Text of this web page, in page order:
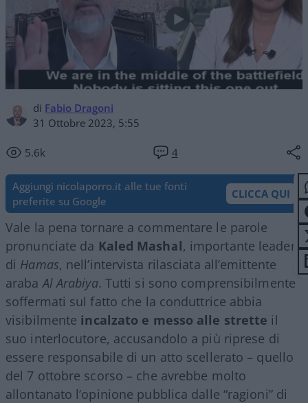
di Fabio Dragoni
31 Ottobre 2023, 5:55
5.6k 4
Aggiungi nicolaporro.it alle tue fonti
preferite su Google
CLICCA QUI
Vale la pena tornare a commentare le parole
pronunciate da Kaled Mashal, importante leader
di Hamas, nell’intervista rilasciata all’emittente
araba Al Arabiya. Tutti si sono comprensibilmente
soffermati sul fatto che la conduttrice abbia
visibilmente incalzato e messo alle strette il
suo interlocutore, accusandolo a più riprese di
essere responsabile di un atto scellerato – quello
del 7 ottobre scorso – che avrebbe molto
allontanato l’opinione pubblica dalle “ragioni” di